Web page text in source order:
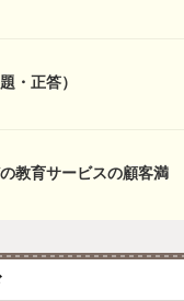
・正答）
教育サービスの顧客満